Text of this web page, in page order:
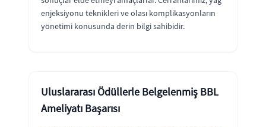
enjeksiyonu teknikleri ve olası komplikasyonların
yönetimi konusunda derin bilgi sahibidir.
Uluslararası Ödüllerle Belgelenmiş BBL
Ameliyatı Başarısı